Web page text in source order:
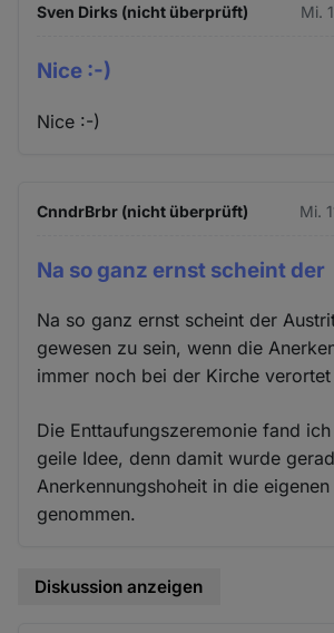
Sven Dirks (nicht überprüft) Mi.
Nice :-)
Nice :-)
CnndrBrbr (nicht überprüft) Mi.
Na so ganz ernst scheint der
Na so ganz ernst scheint der
gewesen zu sein, wenn die
immer noch bei der Kirche
Die Enttaufungszeremonie fand
geile Idee, denn damit wurde
Anerkennungshoheit in die
genommen.
Diskussion anzeigen